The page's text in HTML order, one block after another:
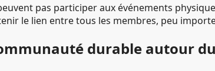
pas participer aux événements
le lien entre tous les membres, peu
durable autour